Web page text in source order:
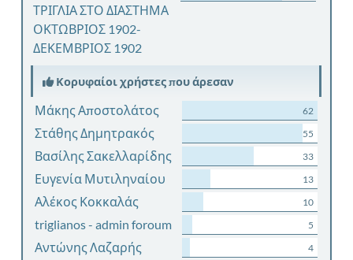
ΤΡΙΓΛΙΑ ΣΤΟ ΔΙΑΣΤΗΜΑ
ΟΚΤΩΒΡΙΟΣ 1902-
ΔΕΚΕΜΒΡΙΟΣ 1902
Κορυφαίοι χρήστες που άρεσαν
Μάκης Αποστολάτος 62
Στάθης Δημητρακός 55
Βασίλης Σακελλαρίδης 33
Ευγενία Μυτιληναίου 13
Αλέκος Κοκκαλάς 10
triglianos - admin foroum 5
Αντώνης Λαζαρής 4